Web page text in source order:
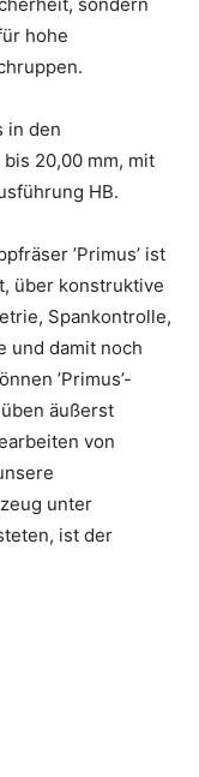
hohe
in den
20,00 mm, mit
HB.
’Primus’ ist
über konstruktive
Spankontrolle,
und damit noch
’Primus’-
äußerst
von
unter
ist der